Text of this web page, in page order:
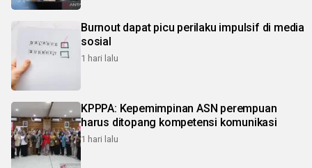
Burnout dapat picu perilaku impulsif di media
sosial
1 hari lalu
KPPPA: Kepemimpinan ASN perempuan
harus ditopang kompetensi komunikasi
1 hari lalu